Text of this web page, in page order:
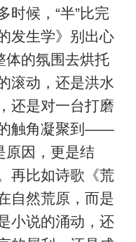
时候，“半”比完
发生学》别出心
体的氛围去烘托
滚动，还是洪水
还是对一台打磨
触角凝聚到——
原因，更是结
再比如诗歌《荒
自然荒原，而是
小说的涌动，还